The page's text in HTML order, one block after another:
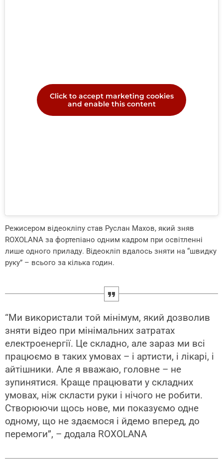
Click to accept marketing cookies
and enable this content
Режисером відеокліпу став Руслан Махов, який зняв
ROXOLANA за фортепіано одним кадром при освітленні
лише одного приладу. Відеокліп вдалось зняти на “швидку
руку” – всього за кілька годин.
“Ми використали той мінімум, який дозволив
зняти відео при мінімальних затратах
електроенергії. Це складно, але зараз ми всі
працюємо в таких умовах – і артисти, і лікарі, і
айтішники. Але я вважаю, головне – не
зупинятися. Краще працювати у складних
умовах, ніж скласти руки і нічого не робити.
Створюючи щось нове, ми показуємо одне
одному, що не здаємося і йдемо вперед, до
перемоги”, – додала ROXOLANA